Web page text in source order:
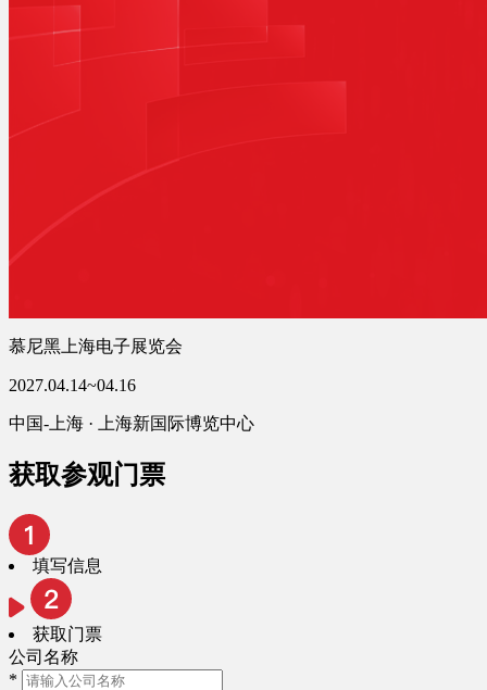
慕尼黑上海电子展览会
2027.04.14~04.16
中国-上海 · 上海新国际博览中心
获取参观门票
填写信息
获取门票
公司名称
*